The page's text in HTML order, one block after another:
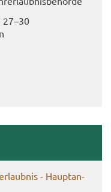
27–30
- Haupt­an­